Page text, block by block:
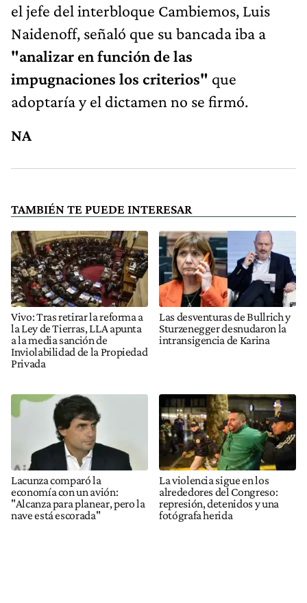
el jefe del interbloque Cambiemos, Luis
Naidenoff, señaló que su bancada iba a
"analizar en función de las
impugnaciones los criterios" que
adoptaría y el dictamen no se firmó.
NA
TAMBIÉN TE PUEDE INTERESAR
Vivo: Tras retirar la reforma a
la Ley de Tierras, LLA apunta
a la media sanción de
Inviolabilidad de la Propiedad
Privada
Las desventuras de Bullrich y
Sturzenegger desnudaron la
intransigencia de Karina
Lacunza comparó la
economía con un avión:
"Alcanza para planear, pero la
nave está escorada"
La violencia sigue en los
alrededores del Congreso:
represión, detenidos y una
fotógrafa herida